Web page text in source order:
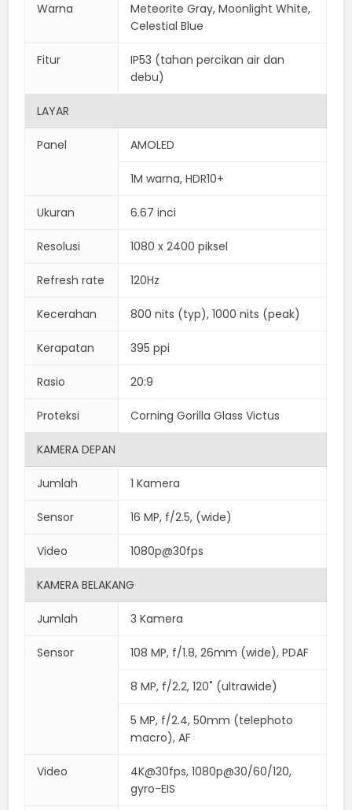
Warna
Meteorite Gray, Moonlight White,
Celestial Blue
Fitur
IP53 (tahan percikan air dan
debu)
LAYAR
Panel AMOLED
1M warna, HDR10+
Ukuran 6.67 inci
Resolusi 1080 x 2400 piksel
Refresh rate 120Hz
Kecerahan 800 nits (typ), 1000 nits (peak)
Kerapatan 395 ppi
Rasio 20:9
Proteksi Corning Gorilla Glass Victus
KAMERA DEPAN
Jumlah 1 Kamera
Sensor 16 MP, f/2.5, (wide)
Video 1080p@30fps
KAMERA BELAKANG
Jumlah 3 Kamera
Sensor 108 MP, f/1.8, 26mm (wide), PDAF
8 MP, f/2.2, 120˚ (ultrawide)
5 MP, f/2.4, 50mm (telephoto
macro), AF
Video
4K@30fps, 1080p@30/60/120,
gyro-EIS